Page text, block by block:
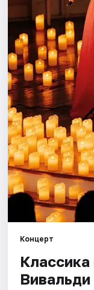
Города
Площадки
Артисты
Рейтинги
Концерт
Классика